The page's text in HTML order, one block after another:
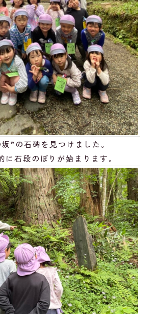
”の石碑を見つけました。
に石段のぼりが始まります。